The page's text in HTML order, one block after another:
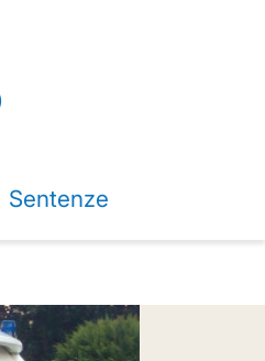
Sentenze